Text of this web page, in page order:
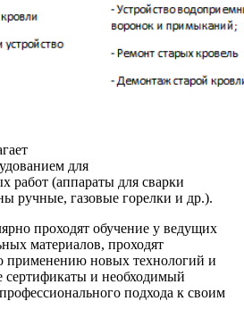
для
работ (аппараты для сварки
ручные, газовые горелки и др.).
проходят обучение у ведущих
материалов, проходят
применению новых технологий и
сертификаты и необходимый
подхода к своим